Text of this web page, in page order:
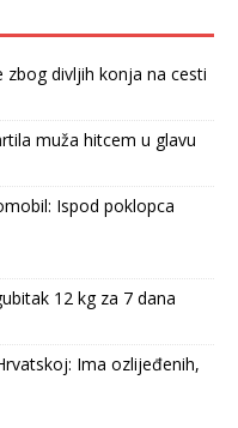
zbog divljih konja na cesti
muža hitcem u glavu
Ispod poklopca
12 kg za 7 dana
Ima ozlijeđenih,